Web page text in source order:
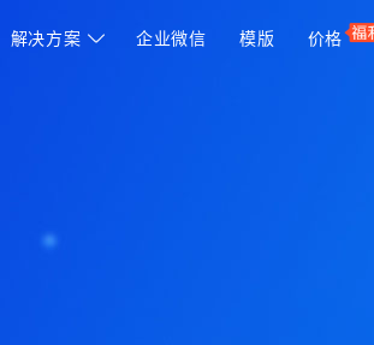
解决方案  企业微信 模版 价格